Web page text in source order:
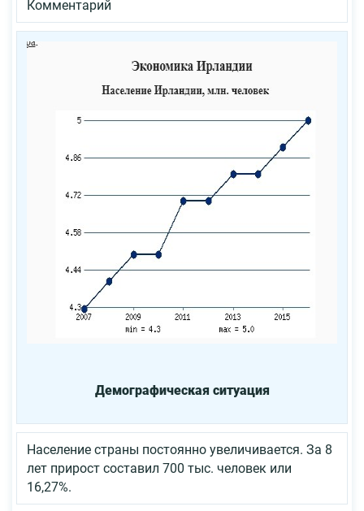
Комментарий
Демографическая ситуация
Население страны постоянно увеличивается. За 8
лет прирост составил 700 тыс. человек или
16,27%.